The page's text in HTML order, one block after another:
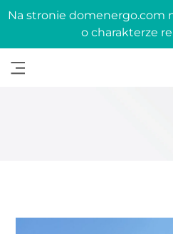
Na stronie domenergo.com
o charakterze